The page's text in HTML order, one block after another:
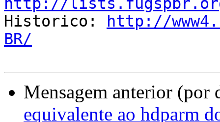
http://
Historico:
http://
BR/
Mensagem anterior (por
equivalente ao hdparm